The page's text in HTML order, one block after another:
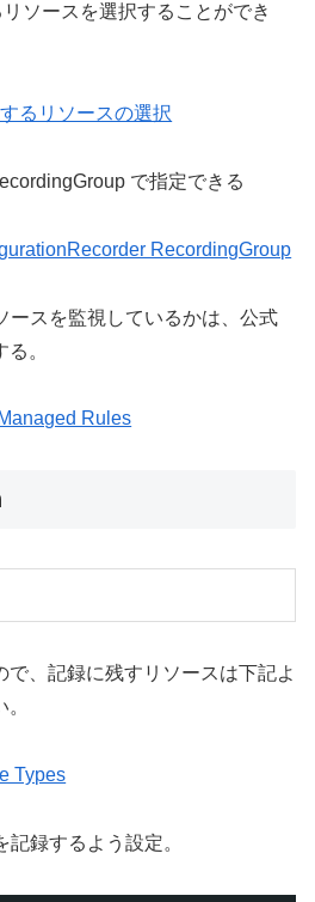
ソースを選択することができ
るリソースの選択
で指定できる
RecordingGroup
ースを監視しているかは、公式
。
Rules
で、記録に残すリソースは下記よ
Types
録するよう設定。